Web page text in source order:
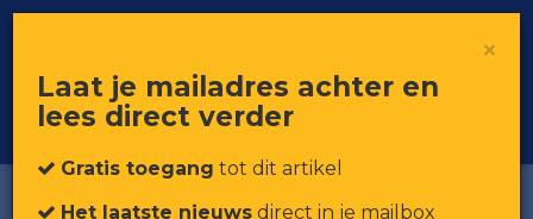
Voor professionals in retail & brands
Toggle
×
Laat je mailadres achter en
lees direct verder
Gratis toegang tot dit artikel
Het laatste nieuws direct in je mailbox